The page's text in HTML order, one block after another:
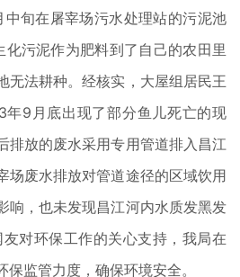
旬在屠宰场污水处理站的污泥池
污泥作为肥料到了自己的农田里
无法耕种。经核实，大屋组居民王
9月底出现了部分鱼儿死亡的现
排放的废水采用专用管道排入昌江
场废水排放对管道途径的区域饮用
响，也未发现昌江河内水质发黑发
对环保工作的关心支持，我局在
保监管力度，确保环境安全。